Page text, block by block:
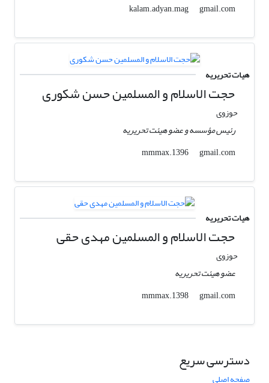
kalam.adyan.mag
gmail.com
هیات تحریریه
حجت الاسلام و المسلمین حسن شکوری
حوزوی
رئیس مؤسسه و عضو هیئت تحریریه
mmmax.1396
gmail.com
هیات تحریریه
حجت الاسلام و المسلمین مهدی حقی
حوزوی
عضو هیئت تحریریه
mmmax.1398
gmail.com
دسترسی سریع
صفحه اصلی